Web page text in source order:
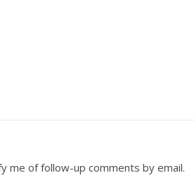
me of follow-up comments by email.